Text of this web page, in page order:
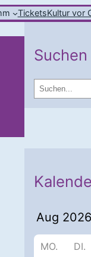
TicketsKultur vor
Suchen
u
MO. DI.